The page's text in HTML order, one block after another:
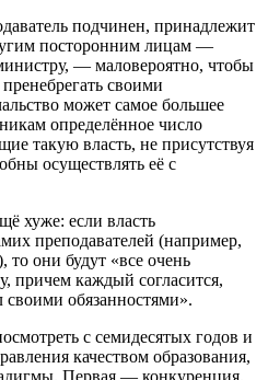
подчинен, принадлежит
посторонним лицам —
— маловероятно, чтобы
своими
может самое большее
определённое число
такую власть, не присутствуя
осуществлять её с
хуже: если власть
преподавателей (например,
то они будут «все очень
причем каждый согласится,
своими обязанностями».
с семидесятых годов и
качеством образования,
Первая — конкуренция.